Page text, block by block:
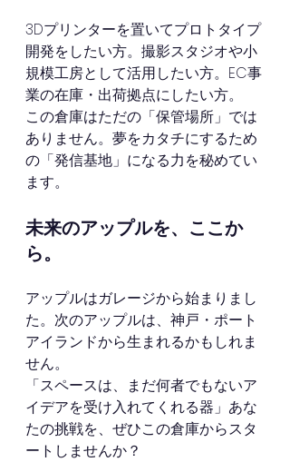
3Dプリンターを置いてプロトタイプ
開発をしたい方。撮影スタジオや小
規模工房として活用したい方。EC事
業の在庫・出荷拠点にしたい方。
この倉庫はただの「保管場所」では
ありません。夢をカタチにするため
の「発信基地」になる力を秘めてい
ます。
未来のアップルを、ここか
ら。
アップルはガレージから始まりまし
た。次のアップルは、神戸・ポート
アイランドから生まれるかもしれま
せん。
「スペースは、まだ何者でもないア
イデアを受け入れてくれる器」あな
たの挑戦を、ぜひこの倉庫からスタ
ートしませんか？